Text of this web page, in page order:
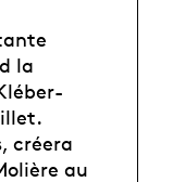
la
créera
au